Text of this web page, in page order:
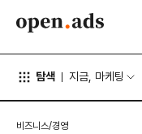
탐색 지금, 마케팅
비즈니스/경영